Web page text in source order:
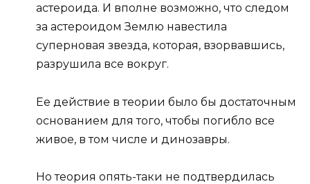
астероида. И вполне возможно, что следом
за астероидом Землю навестила
суперновая звезда, которая, взорвавшись,
разрушила все вокруг.
Ее действие в теории было бы достаточным
основанием для того, чтобы погибло все
живое, в том числе и динозавры.
Но теория опять-таки не подтвердилась